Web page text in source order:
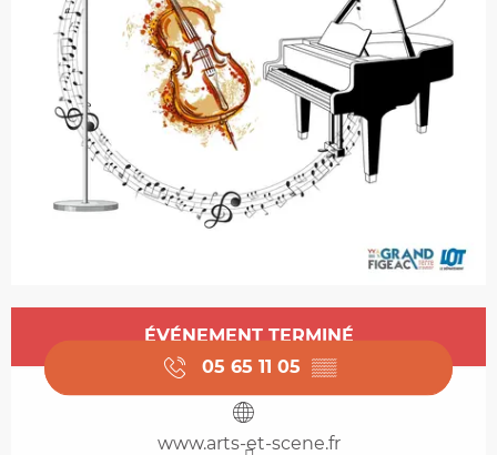
Ouverture et coordonnées
ÉVÉNEMENT TERMINÉ
05 65 11 05 ▒▒
www.arts-et-scene.fr